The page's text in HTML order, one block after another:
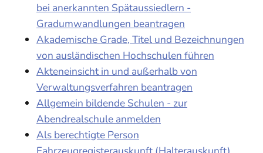
bei anerkannten Spätaussiedlern -
Gradumwandlungen beantragen
Akademische Grade, Titel und Bezeichnungen
von ausländischen Hochschulen führen
Akteneinsicht in und außerhalb von
Verwaltungsverfahren beantragen
Allgemein bildende Schulen - zur
Abendrealschule anmelden
Als berechtigte Person